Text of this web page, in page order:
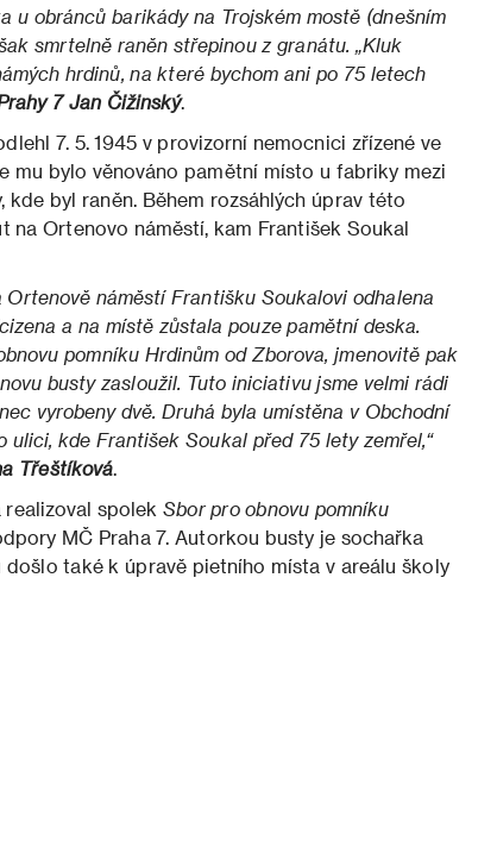
u obránců barikády na Trojském mostě (dnešním
smrtelně raněn střepinou z granátu. „Kluk
hrdinů, na které bychom ani po 75 letech
7 Jan Čižinský.
7. 5. 1945 v provizorní nemocnici zřízené ve
mu bylo věnováno pamětní místo u fabriky mezi
kde byl raněn. Během rozsáhlých úprav této
na Ortenovo náměstí, kam František Soukal
náměstí Františku Soukalovi odhalena
a na místě zůstala pouze pamětní deska.
pomníku Hrdinům od Zborova, jmenovitě pak
busty zasloužil. Tuto iniciativu jsme velmi rádi
vyrobeny dvě. Druhá byla umístěna v Obchodní
ulici, kde František Soukal před 75 lety zemřel,“
Třeštíková.
realizoval spolekSbor pro obnovu pomníku
MČ Praha 7. Autorkou busty je sochařka
také k úpravě pietního místa v areálu školy